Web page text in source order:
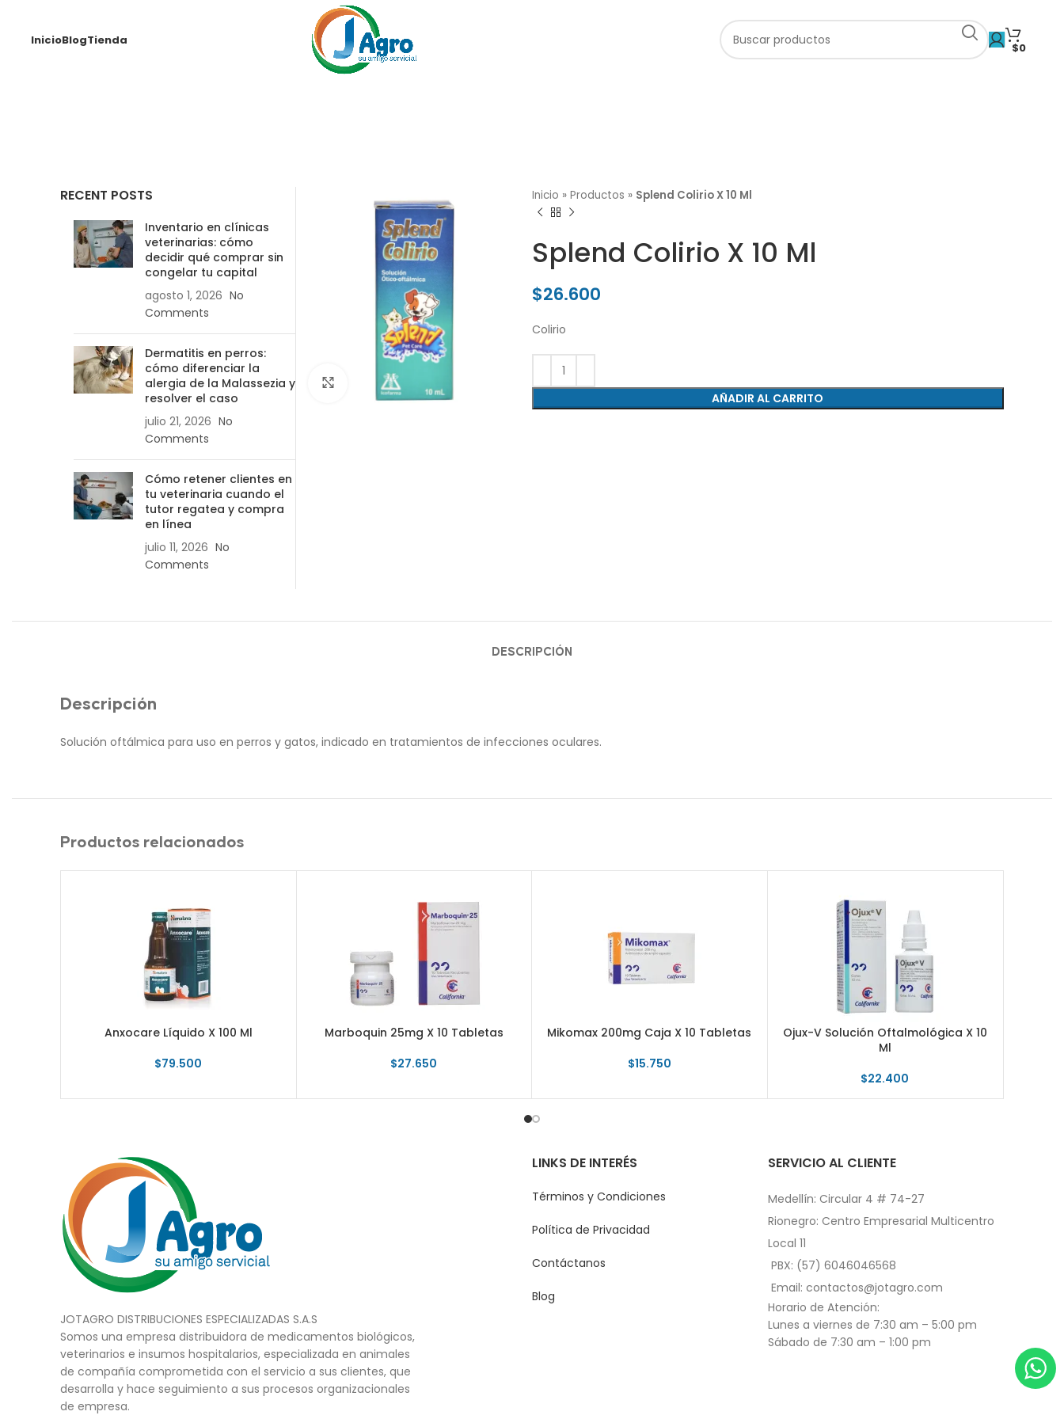
InicioBlogTienda
$0
Click para agrandar
Inicio » Productos » Splend Colirio X 10 Ml
Splend Colirio X 10 Ml
$26.600
Colirio
AÑADIR AL CARRITO
RECENT POSTS
Inventario en clínicas
veterinarias: cómo
decidir qué comprar sin
congelar tu capital
agosto 1, 2026 No
Comments
Dermatitis en perros:
cómo diferenciar la
alergia de la Malassezia y
resolver el caso
julio 21, 2026 No
Comments
Cómo retener clientes en
tu veterinaria cuando el
tutor regatea y compra
en línea
julio 11, 2026 No
Comments
DESCRIPCIÓN
Descripción
Solución oftálmica para uso en perros y gatos, indicado en tratamientos de infecciones oculares.
Productos relacionados
Anxocare Líquido X 100 Ml
$79.500
Marboquin 25mg X 10 Tabletas
$27.650
Mikomax 200mg Caja X 10 Tabletas
$15.750
Ojux-V Solución Oftalmológica X 10
Ml
$22.400
JOTAGRO DISTRIBUCIONES ESPECIALIZADAS S.A.S
Somos una empresa distribuidora de medicamentos biológicos,
veterinarios e insumos hospitalarios, especializada en animales
de compañía comprometida con el servicio a sus clientes, que
desarrolla y hace seguimiento a sus procesos organizacionales
de empresa.
LINKS DE INTERÉS
Términos y Condiciones
Política de Privacidad
Contáctanos
Blog
SERVICIO AL CLIENTE
Medellín: Circular 4 # 74-27
Rionegro: Centro Empresarial Multicentro
Local 11
PBX: (57) 6046046568
Email: contactos@jotagro.com
Horario de Atención:
Lunes a viernes de 7:30 am – 5:00 pm
Sábado de 7:30 am – 1:00 pm